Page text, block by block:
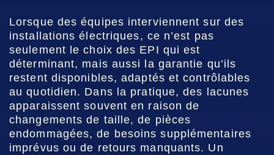
Lorsque des équipes interviennent sur des
installations électriques, ce n’est pas
seulement le choix des EPI qui est
déterminant, mais aussi la garantie qu’ils
restent disponibles, adaptés et contrôlables
au quotidien. Dans la pratique, des lacunes
apparaissent souvent en raison de
changements de taille, de pièces
endommagées, de besoins supplémentaires
imprévus ou de retours manquants. Un